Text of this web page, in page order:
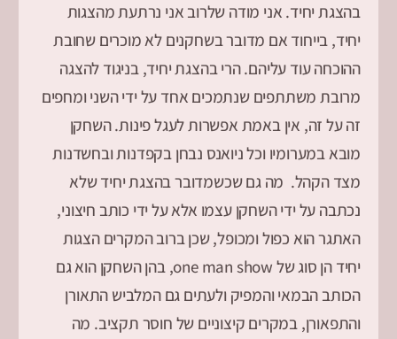
בהצגת יחיד. אני מודה שלרוב אני נרתעת מהצגות
יחיד, בייחוד אם מדובר בשחקנים לא מוכרים שחובת
ההוכחה עוד עליהם. הרי בהצגת יחיד, בניגוד להצגה
מרובת משתתפים שנתמכים אחד על ידי השני ומחפים
זה על זה, אין באמת אפשרות לעגל פינות. השחקן
מובא במערומיו וכל ניואנס נבחן בקפדנות ובחשדנות
מצד הקהל. מה גם שכשמדובר בהצגת יחיד שלא
נכתבה על ידי השחקן עצמו אלא על ידי כותב חיצוני,
האתגר הוא כפול ומכופל, שכן ברוב המקרים הצגות
יחיד הן סוג של one man show, בהן השחקן הוא גם
הכותב הבמאי והמפיק ולעתים גם המלביש התאורן
והתפאורן, במקרים קיצוניים של חוסר תקציב. מה